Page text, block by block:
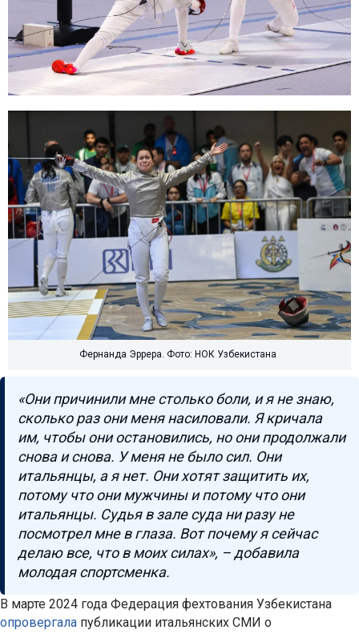
Фернанда Эррера. Фото: НОК Узбекистана
«Они причинили мне столько боли, и я не знаю,
сколько раз они меня насиловали. Я кричала
им, чтобы они остановились, но они продолжали
снова и снова. У меня не было сил. Они
итальянцы, а я нет. Они хотят защитить их,
потому что они мужчины и потому что они
итальянцы. Судья в зале суда ни разу не
посмотрел мне в глаза. Вот почему я сейчас
делаю все, что в моих силах», – добавила
молодая спортсменка.
В марте 2024 года Федерация фехтования Узбекистана
опровергала публикации итальянских СМИ о